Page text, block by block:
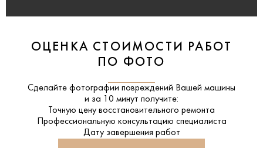
ОЦЕНКА СТОИМОСТИ РАБОТ
ПО ФОТО
Сделайте фотографии повреждений Вашей машины
и за 10 минут получите:
Точную цену восстановительного ремонта
Профессиональную консультацию специалиста
Дату завершения работ